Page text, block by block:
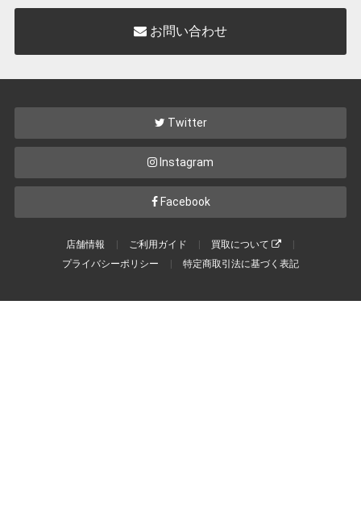
お問い合わせ
Twitter
Instagram
Facebook
店舗情報 ご利用ガイド
買取について
プライバシーポリシー
特定商取引法に基づく表記